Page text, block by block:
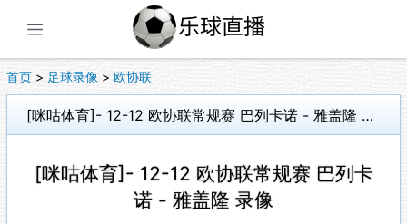
首页 > 足球录像 > 欧协联
[咪咕体育]- 12-12 欧协联常规赛 巴列卡诺 - 雅盖隆 录像
[咪咕体育]- 12-12 欧协联常规赛 巴列卡
诺 - 雅盖隆 录像